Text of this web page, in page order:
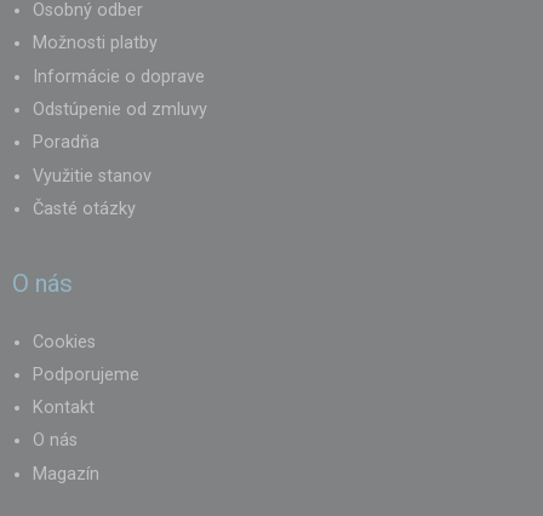
Osobný odber
Možnosti platby
Informácie o doprave
Odstúpenie od zmluvy
Poradňa
Využitie stanov
Časté otázky
O nás
Cookies
Podporujeme
Kontakt
O nás
Magazín